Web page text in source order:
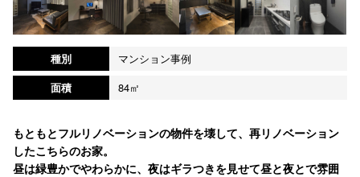
種別
マンション事例
面積
84㎡
もともとフルリノベーションの物件を壊して、再リノベーション
したこちらのお家。
昼は緑豊かでやわらかに、夜はギラつきを見せて昼と夜とで雰囲